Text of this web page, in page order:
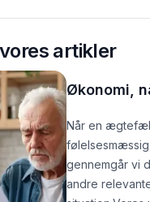
artikler
Økonomi,
Når en
gennemgår vi
andre